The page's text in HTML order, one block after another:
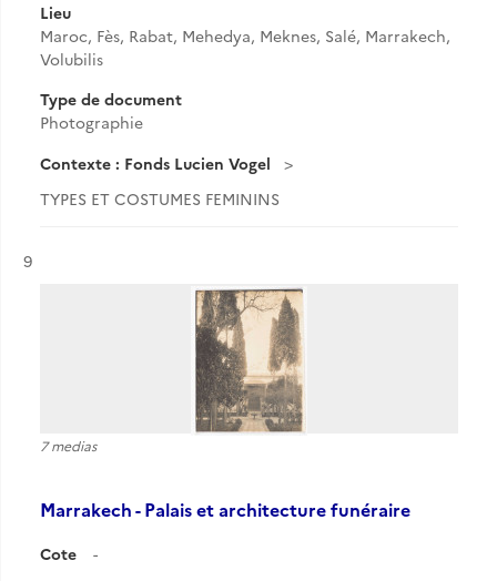
Lieu
Maroc, Fès, Rabat, Mehedya, Meknes, Salé, Marrakech,
Volubilis
Type de document
Photographie
Contexte : Fonds Lucien Vogel
TYPES ET COSTUMES FEMININS
Résultat n°
9
7 medias
Marrakech - Palais et architecture funéraire
Cote
-